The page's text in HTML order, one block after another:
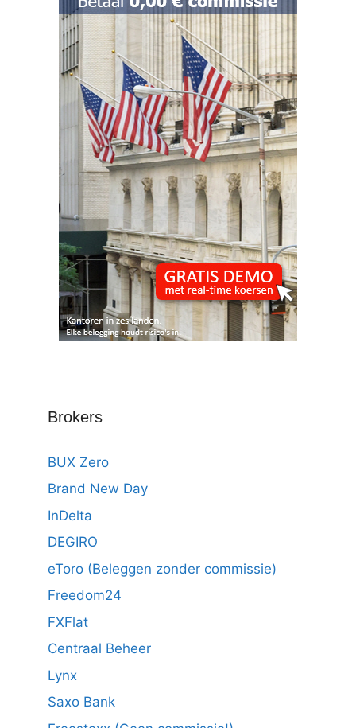
Brokers
BUX Zero
Brand New Day
InDelta
DEGIRO
eToro (Beleggen zonder commissie)
Freedom24
FXFlat
Centraal Beheer
Lynx
Saxo Bank